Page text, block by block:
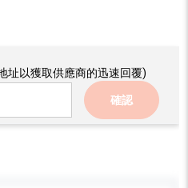
址以獲取供應商的迅速回覆)
確認